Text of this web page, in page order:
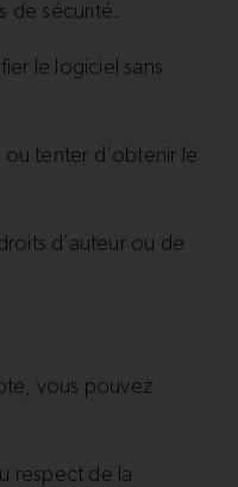
de sécurité.
le logiciel sans
ou tenter d’obtenir le
d’auteur ou de
vous pouvez
respect de la